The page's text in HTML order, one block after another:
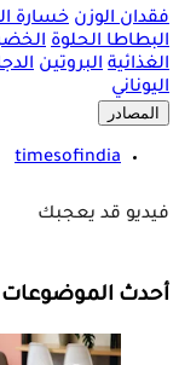
فقدان الوزن خسارة
البطاطا الحلوة
الغذائية البروتين
اليوناني
المصادر
timesofindia
فيديو قد يعجبك
أحدث الموضوعات